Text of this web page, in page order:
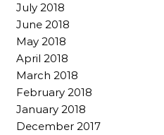
July 2018
June 2018
May 2018
April 2018
March 2018
February 2018
January 2018
December 2017